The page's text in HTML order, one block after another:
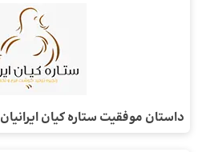
داستان موفقیت ستاره کیان ایرانیان